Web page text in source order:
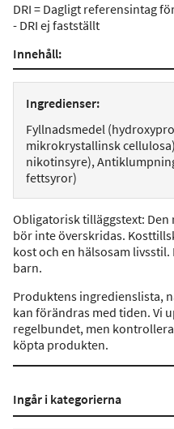
DRI = Dagligt referensintag
- DRI ej fastställt
Innehåll:
Ingredienser:
Fyllnadsmedel
mikrokrystallinsk
nikotinsyre),
fettsyror)
Obligatorisk tilläggstext:
bör inte överskridas.
kost och en hälsosam
barn.
Produktens ingredienslista,
kan förändras med tiden. Vi
regelbundet, men
köpta produkten.
Ingår i kategorierna